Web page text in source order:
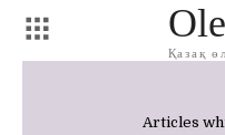
Қазақ
Articles